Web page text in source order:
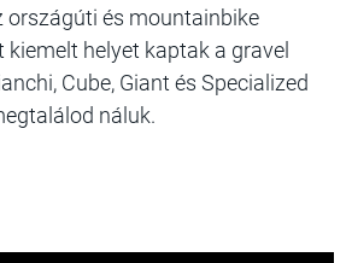
országúti és mountainbike
kiemelt helyet kaptak a gravel
Cube, Giant és Specialized
náluk.